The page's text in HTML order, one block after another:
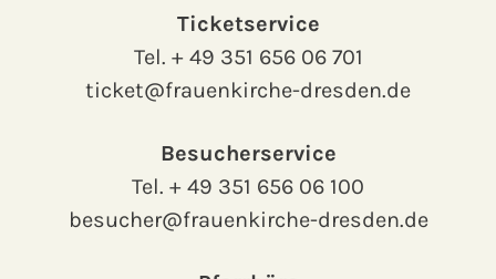
Ticketservice
Tel. + 49 351 656 06 701
ticket@frauenkirche-dresden.de
Besucherservice
Tel. + 49 351 656 06 100
besucher@frauenkirche-dresden.de